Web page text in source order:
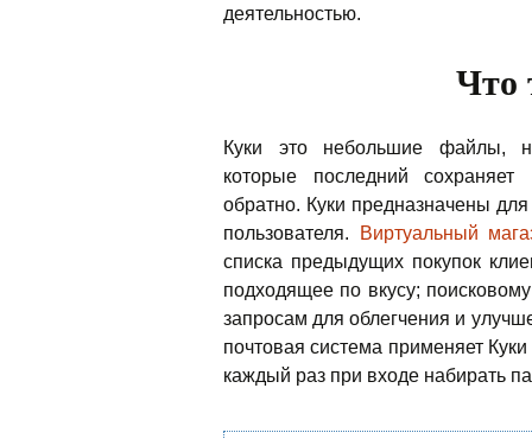
деятельностью.
Что
Куки это небольшие файлы,
которые последний
обратно. Куки предназначены
пользователя.
Виртуальный
списка предыдущих покупок
подходящее по вкусу;
запросам для облегчения и
почтовая система применяет
каждый раз при входе набирать